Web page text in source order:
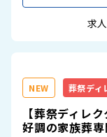
求
NEW 葬祭ディ
【葬祭ディレ
好調の家族葬